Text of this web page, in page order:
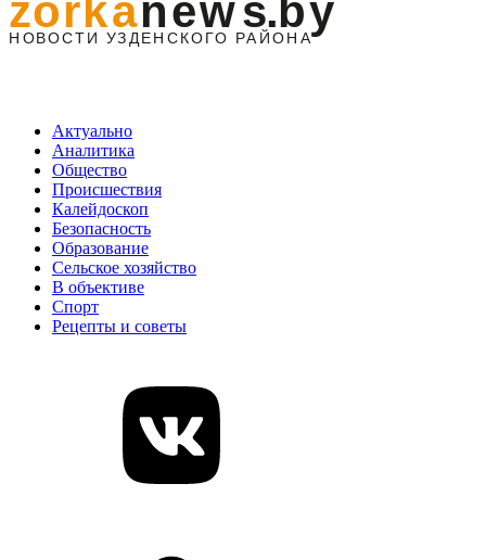
Актуально
Аналитика
Общество
Происшествия
Калейдоскоп
Безопасность
Образование
Сельское хозяйство
В объективе
Спорт
Рецепты и советы